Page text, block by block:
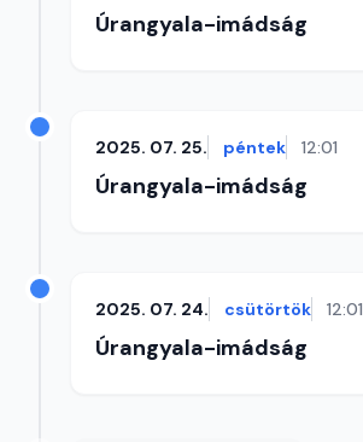
Úrangyala-imádság
2025. 07. 25. péntek 12:01
Úrangyala-imádság
2025. 07. 24. csütörtök 12:01
Úrangyala-imádság